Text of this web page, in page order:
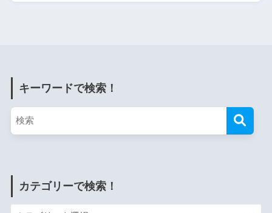
キーワードで検索！
カテゴリーで検索！